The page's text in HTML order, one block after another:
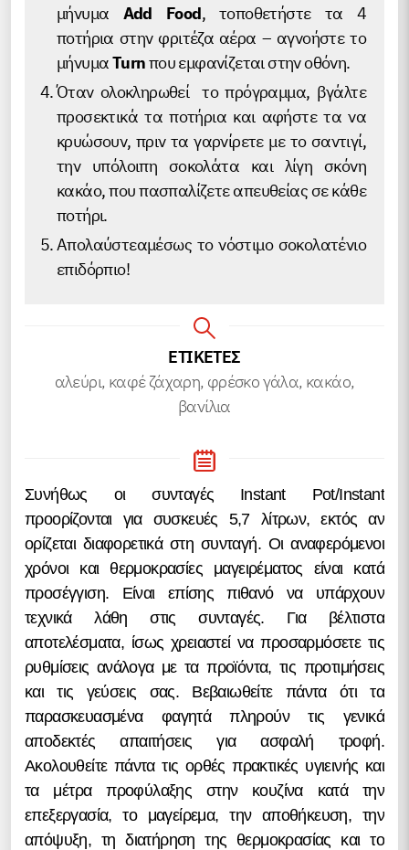
μήνυμα Add Food, τοποθετήστε τα 4
ποτήρια στην φριτέζα αέρα – αγνοήστε το
μήνυμαTurnπου εμφανίζεται στην οθόνη.
Όταν ολοκληρωθεί το πρόγραμμα, βγάλτε
προσεκτικά τα ποτήρια και αφήστε τα να
κρυώσουν, πριν τα γαρνίρετε με το σαντιγί,
την υπόλοιπη σοκολάτα και λίγη σκόνη
κακάο, που πασπαλίζετε απευθείας σε κάθε
ποτήρι.
Απολαύστεαμέσως το νόστιμο σοκολατένιο
επιδόρπιο!
ΕΤΙΚΕΤΕΣ
αλεύρι, καφέ ζάχαρη, φρέσκο γάλα, κακάο,
βανίλια
Συνήθως οι συνταγές Instant Pot/Instant
προορίζονται για συσκευές 5,7 λίτρων, εκτός αν
ορίζεται διαφορετικά στη συνταγή. Οι αναφερόμενοι
χρόνοι και θερμοκρασίες μαγειρέματος είναι κατά
προσέγγιση. Είναι επίσης πιθανό να υπάρχουν
τεχνικά λάθη στις συνταγές. Για βέλτιστα
αποτελέσματα, ίσως χρειαστεί να προσαρμόσετε τις
ρυθμίσεις ανάλογα με τα προϊόντα, τις προτιμήσεις
και τις γεύσεις σας. Βεβαιωθείτε πάντα ότι τα
παρασκευασμένα φαγητά πληρούν τις γενικά
αποδεκτές απαιτήσεις για ασφαλή τροφή.
Ακολουθείτε πάντα τις ορθές πρακτικές υγιεινής και
τα μέτρα προφύλαξης στην κουζίνα κατά την
επεξεργασία, το μαγείρεμα, την αποθήκευση, την
απόψυξη, τη διατήρηση της θερμοκρασίας και το